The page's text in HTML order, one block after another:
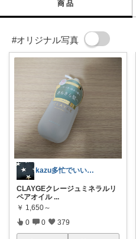
商品
#オリジナル写真
kazu多忙でいいね全て返せず🙏
CLAYGEクレージュミネラルリ
ペアオイル ...
￥ 1,650～
0 0 379